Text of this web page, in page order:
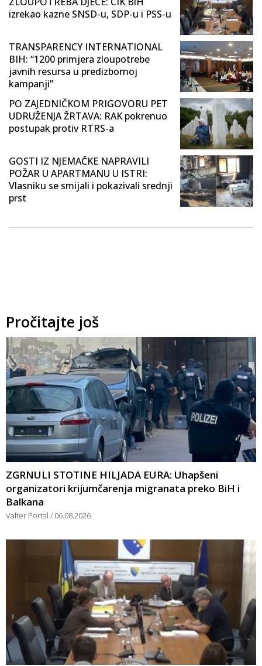
izrekao kazne SNSD-u, SDP-u i PSS-u
TRANSPARENCY INTERNATIONAL
BIH: “1200 primjera zloupotrebe
javnih resursa u predizbornoj
kampanji”
PO ZAJEDNIČKOM PRIGOVORU PET
UDRUŽENJA ŽRTAVA: RAK pokrenuo
postupak protiv RTRS-a
GOSTI IZ NJEMAČKE NAPRAVILI
POŽAR U APARTMANU U ISTRI:
Vlasniku se smijali i pokazivali srednji
prst
Pročitajte još
ZGRNULI STOTINE HILJADA EURA: Uhapšeni
organizatori krijumčarenja migranata preko BiH i
Balkana
Valter Portal 06.08.2026